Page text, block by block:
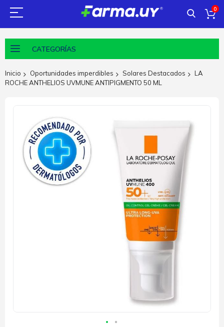
0
CATEGORÍAS
Inicio Oportunidades imperdibles Solares Destacados
LA
ROCHE ANTHELIOS UVMUNE ANTIPIGMENTO 50 ML
galería
imágenes